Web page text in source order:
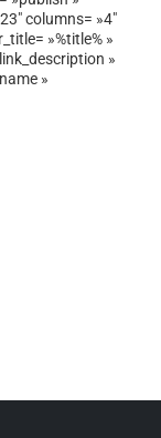
columns= »4″
»%title% »
»
»